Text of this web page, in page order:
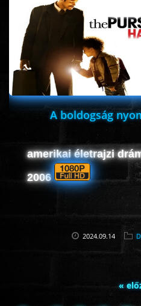
A boldogság
amerikai életrajzi
2006
2024.09.14
«